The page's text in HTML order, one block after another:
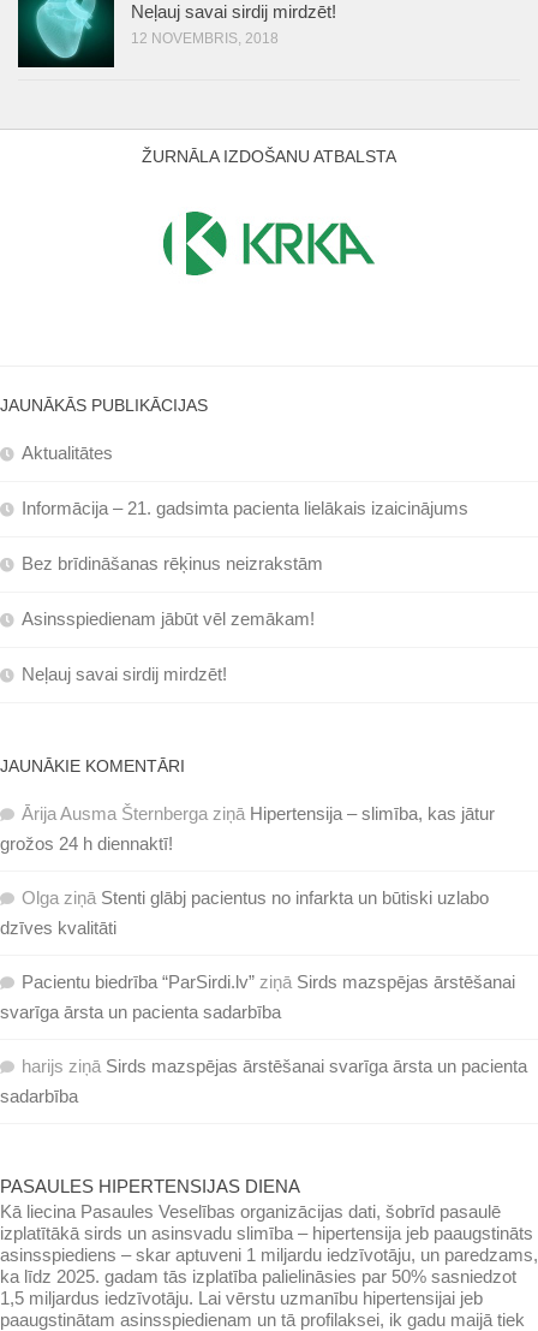
Neļauj savai sirdij mirdzēt!
12 NOVEMBRIS, 2018
ŽURNĀLA IZDOŠANU ATBALSTA
JAUNĀKĀS PUBLIKĀCIJAS
Aktualitātes
Informācija – 21. gadsimta pacienta lielākais izaicinājums
Bez brīdināšanas rēķinus neizrakstām
Asinsspiedienam jābūt vēl zemākam!
Neļauj savai sirdij mirdzēt!
JAUNĀKIE KOMENTĀRI
Ārija Ausma Šternberga ziņā Hipertensija – slimība, kas jātur
grožos 24 h diennaktī!
Olga ziņā Stenti glābj pacientus no infarkta un būtiski uzlabo
dzīves kvalitāti
Pacientu biedrība “ParSirdi.lv” ziņā Sirds mazspējas ārstēšanai
svarīga ārsta un pacienta sadarbība
harijs ziņā Sirds mazspējas ārstēšanai svarīga ārsta un pacienta
sadarbība
PASAULES HIPERTENSIJAS DIENA
Kā liecina Pasaules Veselības organizācijas dati, šobrīd pasaulē
izplatītākā sirds un asinsvadu slimība – hipertensija jeb paaugstināts
asinsspiediens – skar aptuveni 1 miljardu iedzīvotāju, un paredzams,
ka līdz 2025. gadam tās izplatība palielināsies par 50% sasniedzot
1,5 miljardus iedzīvotāju. Lai vērstu uzmanību hipertensijai jeb
paaugstinātam asinsspiedienam un tā profilaksei, ik gadu maijā tiek